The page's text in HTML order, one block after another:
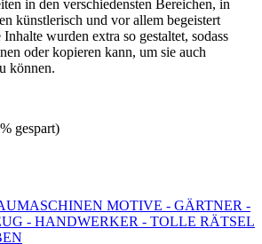
in den verschiedensten Bereichen, in
künstlerisch und vor allem begeistert
wurden extra so gestaltet, sodass
oder kopieren kann, um sie auch
können.
gespart)